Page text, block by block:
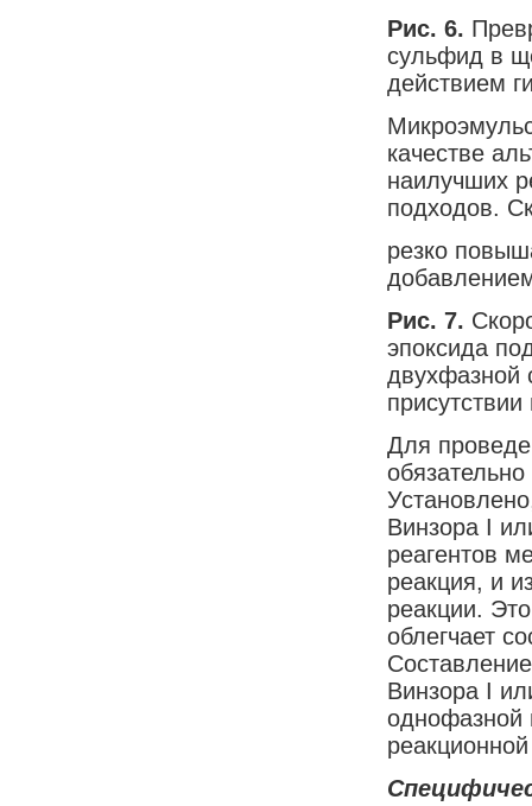
Рис. 6.
сульфид в
действием
качестве
наилучших
подходов.
резко
Рис. 7.
эпоксида
двухфазной
Для
Винзора I
реагентов
реакция, и
реакции.
облегчает
Винзора I
однофазной